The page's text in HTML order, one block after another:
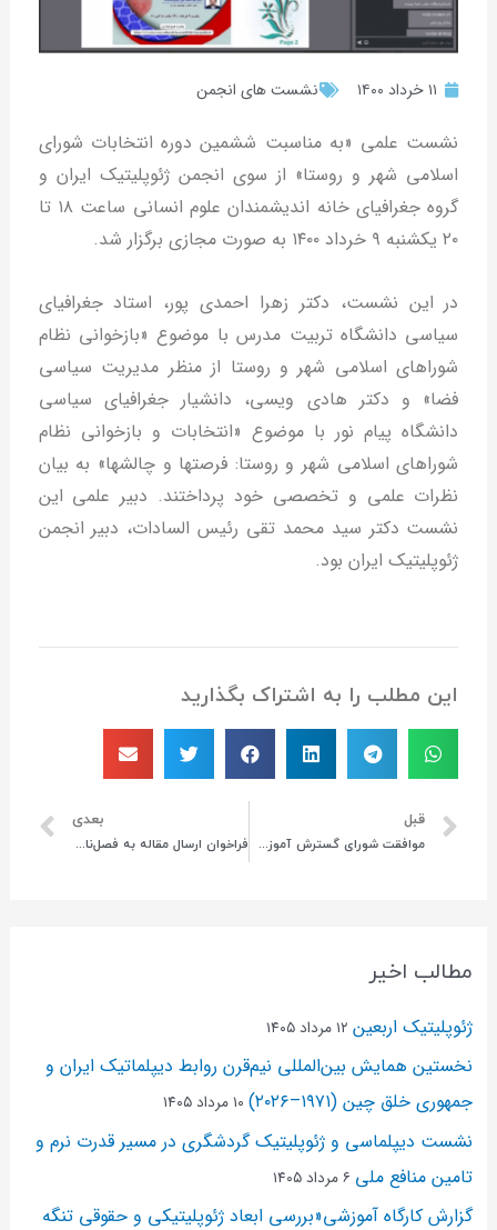
۱۱ خرداد ۱۴۰۰ نشست های انجمن
نشست علمی «به مناسبت ششمین دوره انتخابات شورای
اسلامی شهر و روستا» از سوی انجمن ژئوپلیتیک ایران و
گروه جغرافیای خانه اندیشمندان علوم انسانی ساعت ۱۸ تا
۲۰ یکشنبه ۹ خرداد ١۴٠٠ به صورت مجازی برگزار شد.
در این نشست، دکتر زهرا احمدی پور، استاد جغرافیای
سیاسی دانشگاه تربیت مدرس با موضوع «بازخوانی نظام
شوراهای اسلامی شهر و روستا از منظر مدیریت سیاسی
فضا» و دکتر هادی ویسی، دانشیار جغرافیای سیاسی
دانشگاه پیام نور با موضوع «انتخابات و بازخوانی نظام
شوراهای اسلامی شهر و روستا: فرصتها و چالشها» به بیان
نظرات علمی و تخصصی خود پرداختند. دبیر علمی این
نشست دکتر سید محمد تقی رئیس السادات، دبیر انجمن
ژئوپلیتیک ایران بود.
این مطلب را به اشتراک بگذارید
قبل
موافقت شورای گسترش آموزش عالی با ایجاد رشته های جدید در دانشگاه مراغه
بعدی
فراخوان ارسال مقاله به فصل‌نامه آمایش سیاسی فضا
مطالب اخیر
ژئوپلیتیک اربعین ۱۲ مرداد ۱۴۰۵
نخستین همایش بین‌المللی نیم‌قرن روابط دیپلماتیک ایران و
جمهوری خلق چین (۱۹۷۱–۲۰۲۶)
۱۰ مرداد ۱۴۰۵
نشست دیپلماسی و ژئو‌پلیتیک گردشگری در مسیر قدرت نرم و
تامین منافع ملی ۶ مرداد ۱۴۰۵
گزارش کارگاه آموزشی«بررسی ابعاد ژئوپلیتیکی و حقوقی تنگه